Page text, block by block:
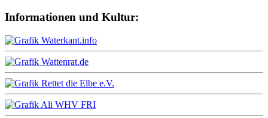
Informationen und Kultur: